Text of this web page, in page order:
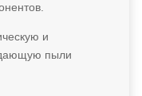
и
пыли